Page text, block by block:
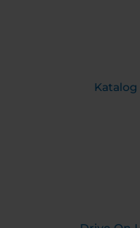
Katalog